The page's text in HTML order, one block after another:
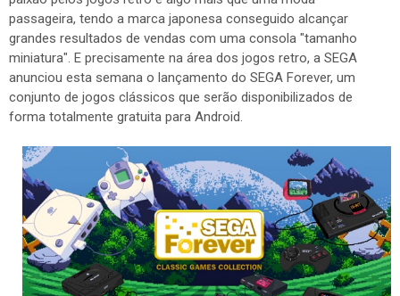
passageira, tendo a marca japonesa conseguido alcançar
grandes resultados de vendas com uma consola "tamanho
miniatura". E precisamente na área dos jogos retro, a SEGA
anunciou esta semana o lançamento do SEGA Forever, um
conjunto de jogos clássicos que serão disponibilizados de
forma totalmente gratuita para Android.